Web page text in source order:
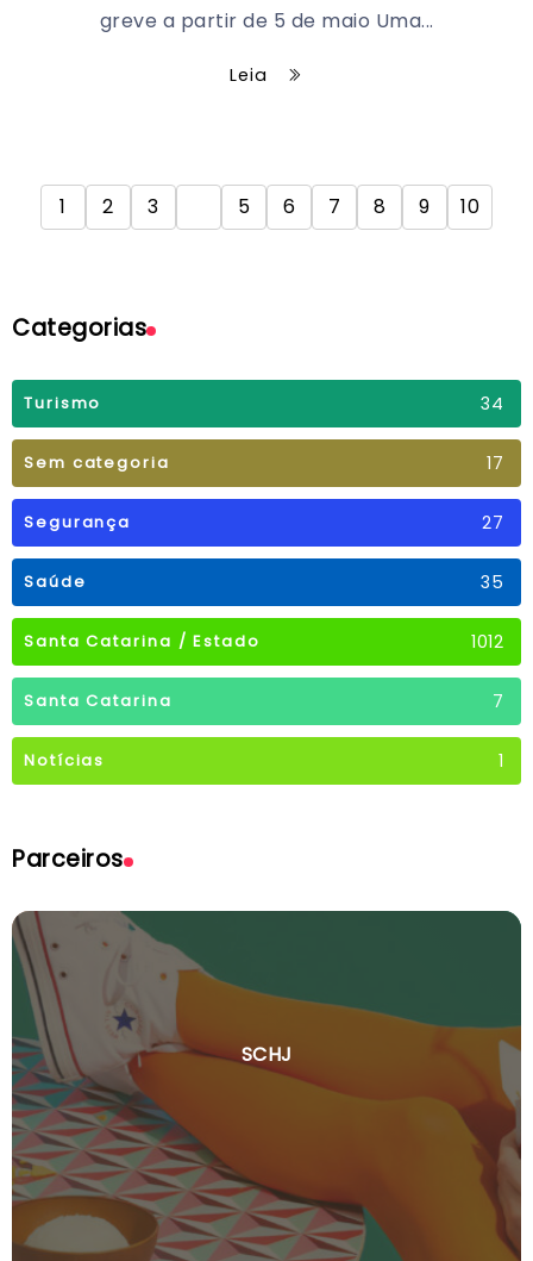
greve a partir de 5 de maio Uma...
Leia
1 2 3 5 6 7 8 9 10
Categorias
Turismo 34
Sem categoria 17
Segurança 27
Saúde 35
Santa Catarina / Estado 1012
Santa Catarina 7
Notícias 1
Parceiros
SCHJ